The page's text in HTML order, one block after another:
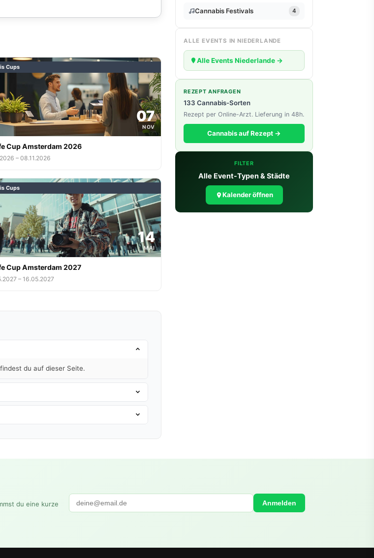
Cups
07
NOV
Cup Amsterdam 2026
– 08.11.2026
Cups
14
MAI
Cup Amsterdam 2027
– 16.05.2027
du auf dieser Seite.
Cannabis Festivals 4
ALLE EVENTS IN NIEDERLANDE
Alle Events Niederlande →
REZEPT ANFRAGEN
133 Cannabis-Sorten
Rezept per Online-Arzt. Lieferung in 48h.
Cannabis auf Rezept →
FILTER
Alle Event-Typen & Städte
Kalender öffnen
du eine kurze
Anmelden